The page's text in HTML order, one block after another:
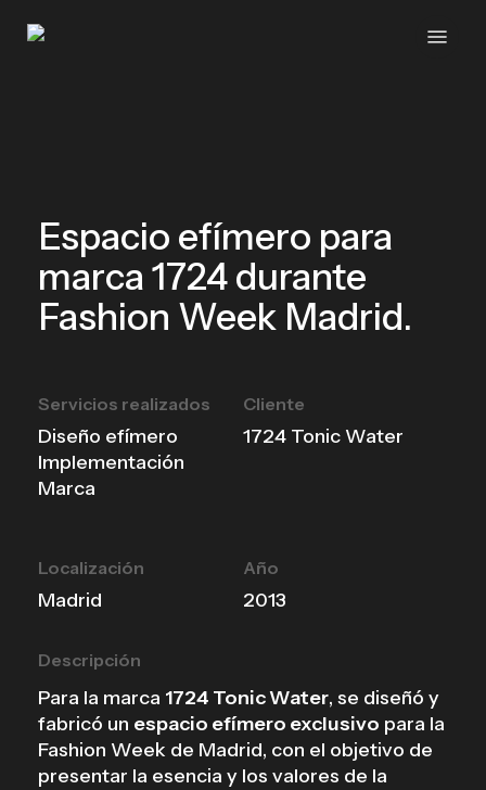
Espacio efímero para
marca 1724 durante
Fashion Week Madrid.
Servicios realizados
Diseño efímero
Implementación
Marca
Cliente
1724 Tonic Water
Localización
Madrid
Año
2013
Descripción
Para la marca 1724 Tonic Water, se diseñó y
fabricó un espacio efímero exclusivo para la
Fashion Week de Madrid, con el objetivo de
presentar la esencia y los valores de la